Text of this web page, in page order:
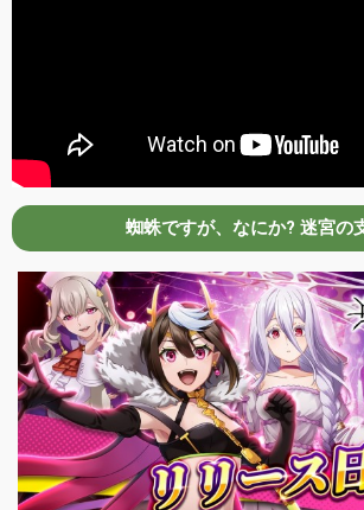
蜘蛛ですが、なにか? 迷宮の